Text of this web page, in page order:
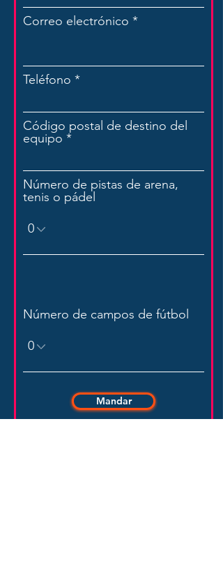
Correo electrónico
Teléfono
Código postal de destino del
equipo
Número de pistas de arena,
tenis o pádel
Número de campos de fútbol
Mandar